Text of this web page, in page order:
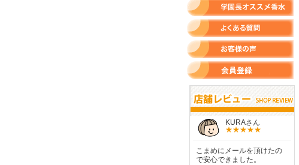
KURAさん
こまめにメールを頂けたの
で安心できました。